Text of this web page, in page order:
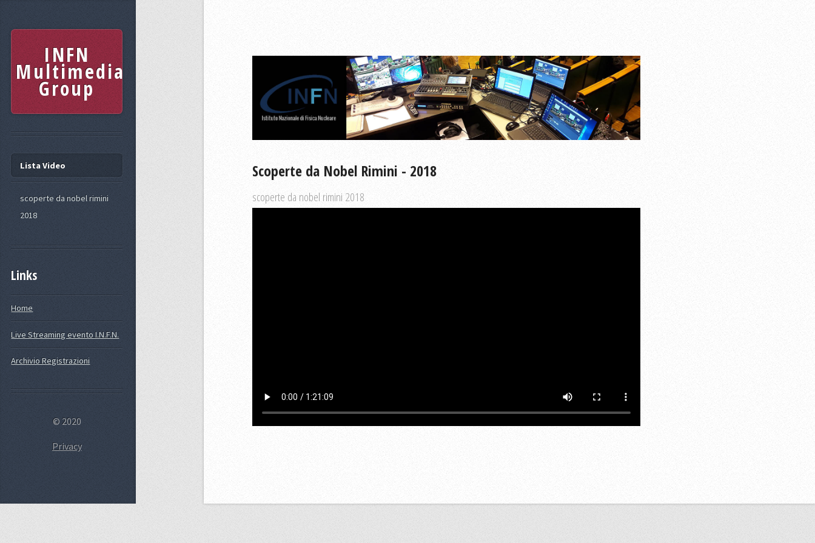
Scoperte da Nobel Rimini - 2018
scoperte da nobel rimini 2018
INFN
Multimedia
Group
Lista Video
scoperte da nobel rimini
2018
Links
Home
Live Streaming evento I.N.F.N.
Archivio Registrazioni
© 2020
Privacy